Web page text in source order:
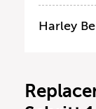
Harley